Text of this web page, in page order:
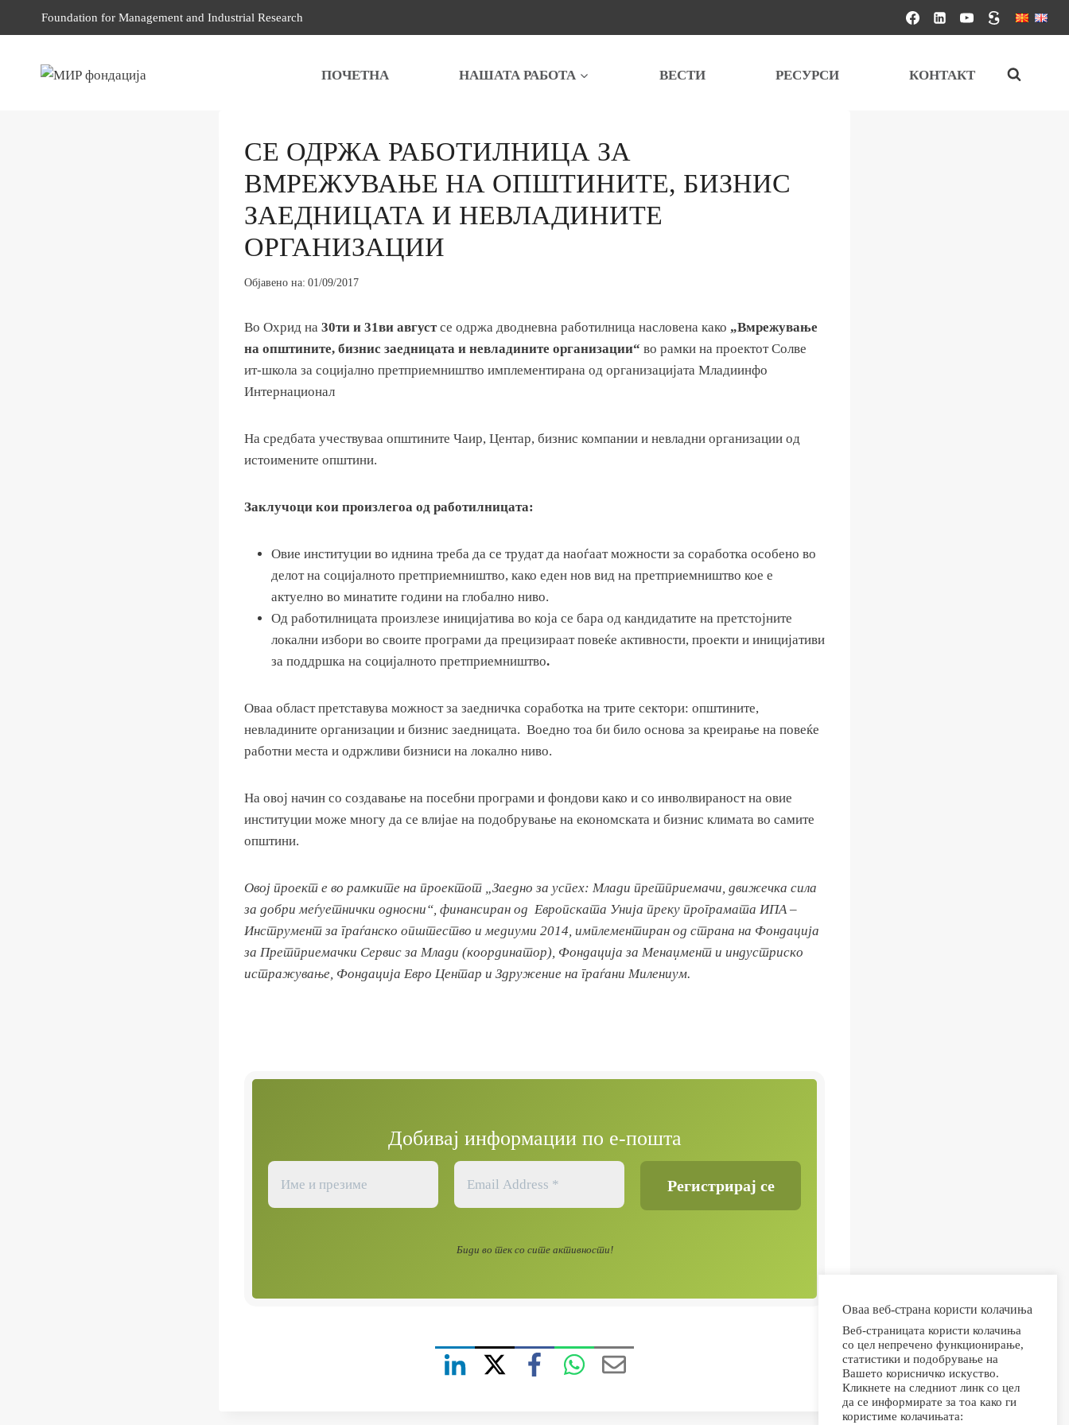
to
Foundation for Management and Industrial Research
ПОЧЕТНА НАШАТА РАБОТА ВЕСТИ РЕСУРСИ КОНТАКТ
СЕ ОДРЖА РАБОТИЛНИЦА ЗА
ВМРЕЖУВАЊЕ НА ОПШТИНИТЕ, БИЗНИС
ЗАЕДНИЦАТА И НЕВЛАДИНИТЕ
ОРГАНИЗАЦИИ
Објавено на: 01/09/2017
Во Охрид на 30ти и 31ви августсе одржа дводневна работилница насловена како „Вмрежување
на општините, бизнис заедницата и невладините организации“ во рамки на проектот Солве
ит-школа за социјално претприемништво имплементирана од организацијата Младиинфо
Интернационал
На средбата учествуваа општините Чаир, Центар, бизнис компании и невладни организации од
истоимените општини.
Заклучоци кои произлегоа од работилницата:
Овие институции во иднина треба да се трудат да наоѓаат можности за соработка особено во
делот на социјалното претприемништво, како еден нов вид на претприемништво кое е
актуелно во минатите години на глобално ниво.
Од работилницата произлезе иницијатива во која се бара од кандидатите на претстојните
локални избори во своите програми да прецизираат повеќе активности, проекти и иницијативи
за поддршка на социјалното претприемништво.
Овaа област претставува можност за заедничка соработка на трите сектори: општините,
невладините организации и бизнис заедницата. Воедно тоа би било основа за креирање на повеќе
работни места и одржливи бизниси на локално ниво.
На овој начин со создавање на посебни програми и фондови како и со инволвираност на овие
институции може многу да се влијае на подобрување на економската и бизнис климата во самите
општини.
Овој проект е во рамките на проектот „Заедно за успех: Млади претприемачи, движечка сила
за добри меѓуетнички односни“, финансиран од Европската Унија преку програмата ИПА –
Инструмент за граѓанско општество и медиуми 2014, имплементиран од страна на Фондација
за Претприемачки Сервис за Млади (координатор), Фондација за Менаџмент и индустриско
истражување, Фондација Евро Центар и Здружение на граѓани Милениум.
Добивај информации по е-пошта
Биди во тек со сите активности!
Оваа веб-страна користи колачиња
Веб-страницата користи колачиња
со цел непречено функционирање,
статистики и подобрување на
Вашето корисничко искуство.
Кликнете на следниот линк со цел
да се информирате за тоа како ги
користиме колачињата: